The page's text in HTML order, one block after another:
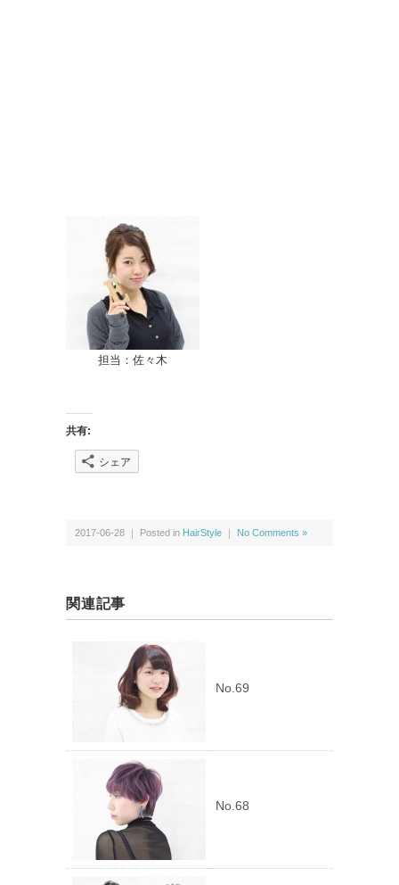
担当：佐々木
共有:
シェア
2017-06-28 ｜ Posted in HairStyle No Comments »
関連記事
No.69
No.68